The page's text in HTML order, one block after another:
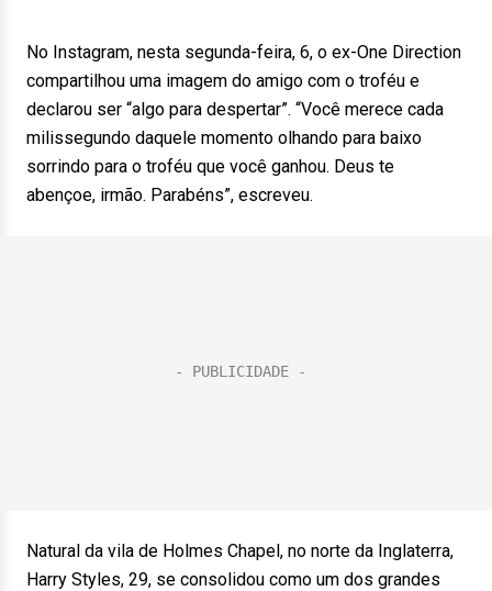
No Instagram, nesta segunda-feira, 6, o ex-One Direction
compartilhou uma imagem do amigo com o troféu e
declarou ser “algo para despertar”. “Você merece cada
milissegundo daquele momento olhando para baixo
sorrindo para o troféu que você ganhou. Deus te
abençoe, irmão. Parabéns”, escreveu.
Natural da vila de Holmes Chapel, no norte da Inglaterra,
Harry Styles, 29, se consolidou como um dos grandes